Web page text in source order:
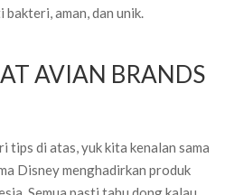
aman, dan unik.
AVIAN BRANDS
tips di atas, yuk kita kenalan sama
Disney menghadirkan produk